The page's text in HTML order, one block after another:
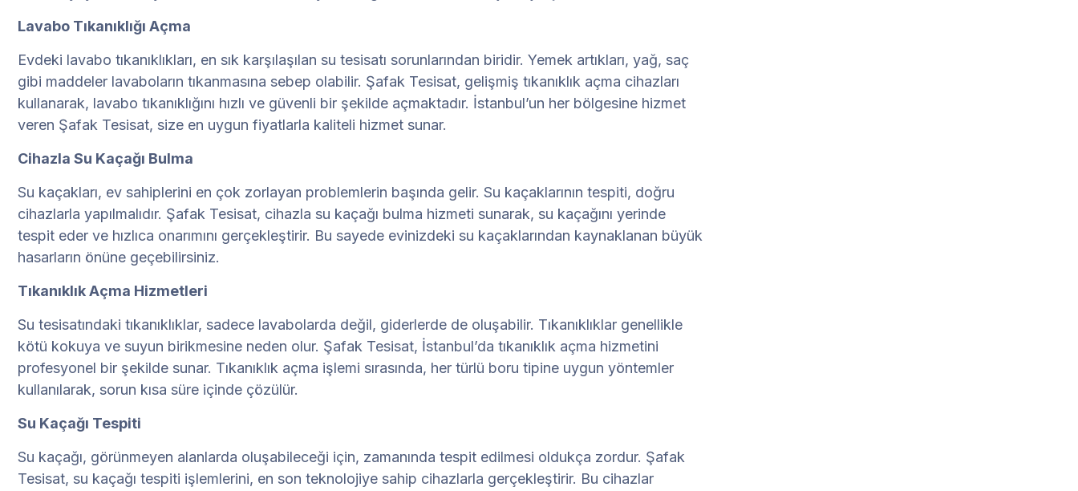
Lavabo Tıkanıklığı Açma
Evdeki lavabo tıkanıklıkları, en sık karşılaşılan su tesisatı sorunlarından biridir. Yemek artıkları, yağ, saç
gibi maddeler lavaboların tıkanmasına sebep olabilir. Şafak Tesisat, gelişmiş tıkanıklık açma cihazları
kullanarak, lavabo tıkanıklığını hızlı ve güvenli bir şekilde açmaktadır. İstanbul’un her bölgesine hizmet
veren Şafak Tesisat, size en uygun fiyatlarla kaliteli hizmet sunar.
Cihazla Su Kaçağı Bulma
Su kaçakları, ev sahiplerini en çok zorlayan problemlerin başında gelir. Su kaçaklarının tespiti, doğru
cihazlarla yapılmalıdır. Şafak Tesisat, cihazla su kaçağı bulma hizmeti sunarak, su kaçağını yerinde
tespit eder ve hızlıca onarımını gerçekleştirir. Bu sayede evinizdeki su kaçaklarından kaynaklanan büyük
hasarların önüne geçebilirsiniz.
Tıkanıklık Açma Hizmetleri
Su tesisatındaki tıkanıklıklar, sadece lavabolarda değil, giderlerde de oluşabilir. Tıkanıklıklar genellikle
kötü kokuya ve suyun birikmesine neden olur. Şafak Tesisat, İstanbul’da tıkanıklık açma hizmetini
profesyonel bir şekilde sunar. Tıkanıklık açma işlemi sırasında, her türlü boru tipine uygun yöntemler
kullanılarak, sorun kısa süre içinde çözülür.
Su Kaçağı Tespiti
Su kaçağı, görünmeyen alanlarda oluşabileceği için, zamanında tespit edilmesi oldukça zordur. Şafak
Tesisat, su kaçağı tespiti işlemlerini, en son teknolojiye sahip cihazlarla gerçekleştirir. Bu cihazlar